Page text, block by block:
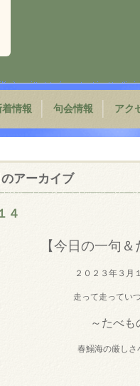
着情報 句会情報 アク
のアーカイブ
４
【今日の一句＆
２０２３年３
走って走ってい
～たべも
春鰯海の厳しさ